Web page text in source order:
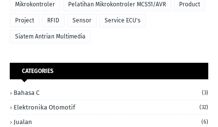
Mikrokontroler Pelatihan Mikrokontroler MCS51/AVR Product
Project RFID Sensor Service ECU's
Siatem Antrian Multimedia
CATEGORIES
Bahasa C (3)
Elektronika Otomotif (32)
Jualan (6)